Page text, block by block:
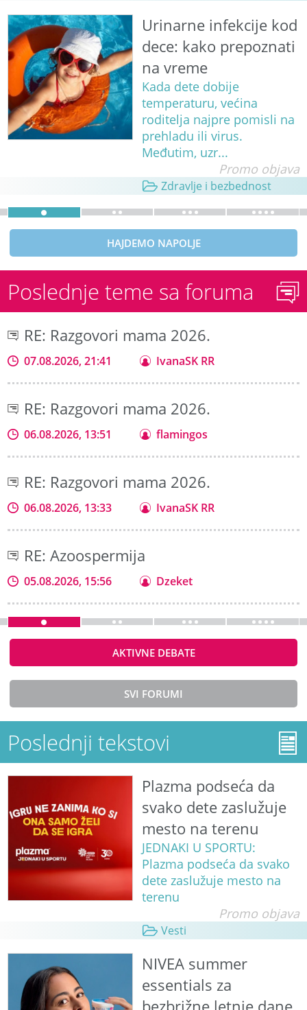
Urinarne infekcije kod
dece: kako prepoznati
na vreme
Kada dete dobije
temperaturu, većina
roditelja najpre pomisli na
prehladu ili virus.
Međutim, uzr...
Promo objava
Zdravlje i bezbednost
HAJDEMO NAPOLJE
Poslednje teme sa foruma
RE: Razgovori mama 2026.
07.08.2026, 21:41 IvanaSK RR
RE: Razgovori mama 2026.
06.08.2026, 13:51 flamingos
RE: Razgovori mama 2026.
06.08.2026, 13:33 IvanaSK RR
RE: Azoospermija
05.08.2026, 15:56 Dzeket
AKTIVNE DEBATE
SVI FORUMI
Poslednji tekstovi
Plazma podseća da
svako dete zaslužuje
mesto na terenu
JEDNAKI U SPORTU:
Plazma podseća da svako
dete zaslužuje mesto na
terenu
Promo objava
Vesti
NIVEA summer
essentials za